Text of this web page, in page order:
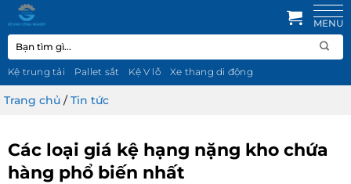
qua
nội
dung
Tìm
kiếm:
Kệ trung tải Pallet sắt Kệ V lỗ Xe thang di động
Trang chủ /Tin tức
Các loại giá kệ hạng nặng kho chứa
hàng phổ biến nhất